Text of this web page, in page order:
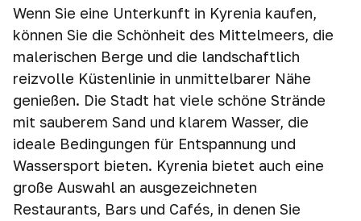
Wenn Sie eine Unterkunft in Kyrenia kaufen,
können Sie die Schönheit des Mittelmeers, die
malerischen Berge und die landschaftlich
reizvolle Küstenlinie in unmittelbarer Nähe
genießen. Die Stadt hat viele schöne Strände
mit sauberem Sand und klarem Wasser, die
ideale Bedingungen für Entspannung und
Wassersport bieten. Kyrenia bietet auch eine
große Auswahl an ausgezeichneten
Restaurants, Bars und Cafés, in denen Sie